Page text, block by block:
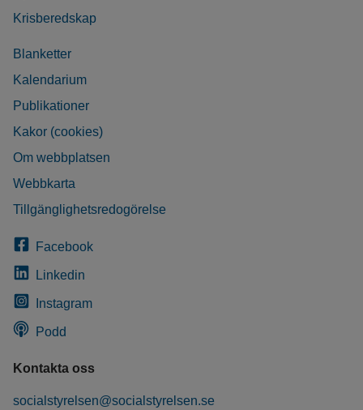
Krisberedskap
Blanketter
Kalendarium
Publikationer
Kakor (cookies)
Om webbplatsen
Webbkarta
Tillgänglighetsredogörelse
Facebook
Linkedin
Instagram
Podd
Kontakta oss
socialstyrelsen@socialstyrelsen.se